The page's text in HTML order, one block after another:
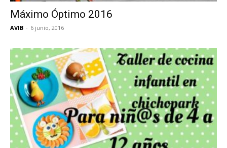
Máximo Óptimo 2016
AVIB - 6 junio, 2016